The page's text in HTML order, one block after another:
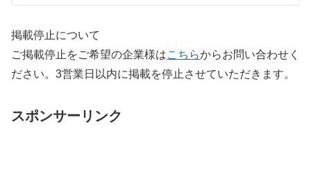
掲載停止について
ご掲載停止をご希望の企業様はこちらからお問い合わせく
ださい。3営業日以内に掲載を停止させていただきます。
スポンサーリンク